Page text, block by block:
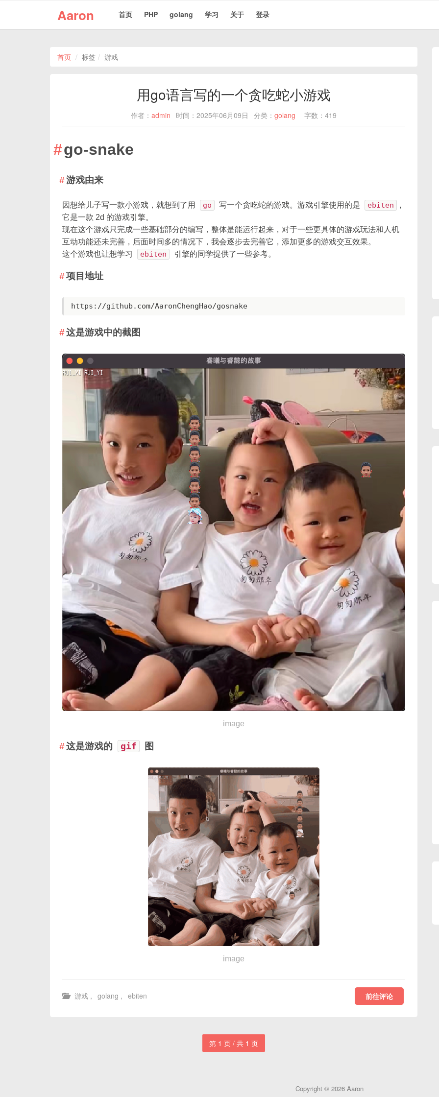
Aaron 首页 PHP golang 学习 关于 登录
首页 标签 游戏
用go语言写的一个贪吃蛇小游戏
作者： admin 时间：2025年06月09日 分类： golang 字数：419
go-snake
游戏由来
因想给儿子写一款小游戏，就想到了用 go 写一个贪吃蛇的游戏。游戏引擎使用的是 ebiten
,
它是一款 2d 的游戏引擎。
现在这个游戏只完成一些基础部分的编写，整体是能运行起来，对于一些更具体的游戏玩法和人机
互动功能还未完善，后面时间多的情况下，我会逐步去完善它，添加更多的游戏交互效果。
这个游戏也让想学习
ebiten 引擎的同学提供了一些参考。
项目地址
https://github.com/AaronChengHao/gosnake
这是游戏中的截图
image
这是游戏的 gif 图
image
游戏 , golang , ebiten 前往评论
第 1 页 / 共 1 页
Copyright © 2026 Aaron